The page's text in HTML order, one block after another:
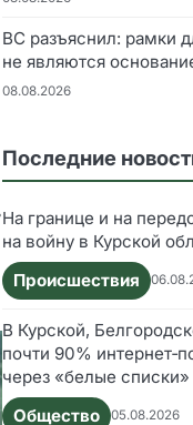
ВС разъяснил: рамки
не являются
08.08.2026
Последние
На границе и на
на войну в Курской
Происшествия
В Курской,
почти 90%
через «белые списки»
Общество
05.08.2026